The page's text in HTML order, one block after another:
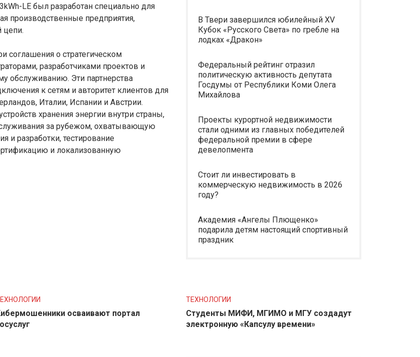
LE был разработан специально для
производственные предприятия,
цепи.
соглашения о стратегическом
разработчиками проектов и
обслуживанию. Эти партнерства
к сетям и авторитет клиентов для
Италии, Испании и Австрии.
хранения энергии внутри страны,
за рубежом, охватывающую
и разработки, тестирование
и локализованную
В Твери завершился юбилейный XV
Кубок «Русского Света» по гребле на
лодках «Дракон»
Федеральный рейтинг отразил
политическую активность депутата
Госдумы от Республики Коми Олега
Михайлова
Проекты курортной недвижимости
стали одними из главных победителей
федеральной премии в сфере
девелопмента
Стоит ли инвестировать в
коммерческую недвижимость в 2026
году?
Академия «Ангелы Плющенко»
подарила детям настоящий спортивный
праздник
осваивают портал
ТЕХНОЛОГИИ
Студенты МИФИ, МГИМО и МГУ создадут
электронную «Капсулу времени»